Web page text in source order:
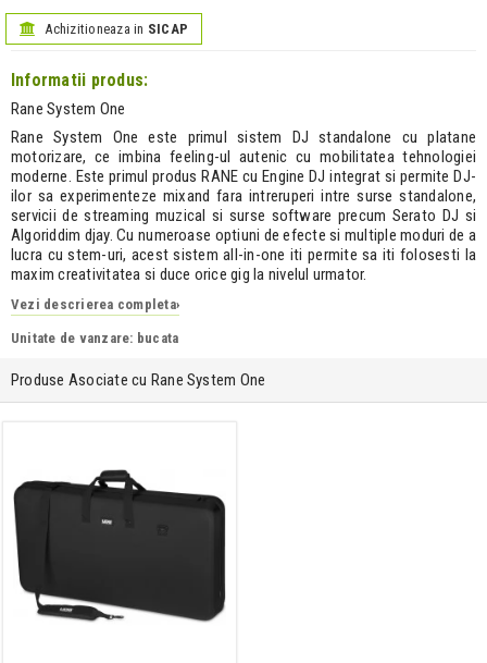
Achizitioneaza in SICAP
Informatii produs:
Rane System One
Rane System One este primul sistem DJ standalone cu platane
motorizare, ce imbina feeling-ul autenic cu mobilitatea tehnologiei
moderne. Este primul produs RANE cu Engine DJ integrat si permite DJ-
ilor sa experimenteze mixand fara intreruperi intre surse standalone,
servicii de streaming muzical si surse software precum Serato DJ si
Algoriddim djay. Cu numeroase optiuni de efecte si multiple moduri de a
lucra cu stem-uri, acest sistem all-in-one iti permite sa iti folosesti la
maxim creativitatea si duce orice gig la nivelul urmator.
Vezi descrierea completa›
Unitate de vanzare: bucata
Produse Asociate cu Rane System One